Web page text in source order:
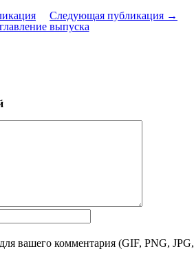
Следующая публикация →
выпуска
вашего комментария (GIF, PNG, JPG,